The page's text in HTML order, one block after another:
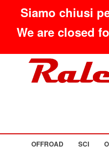
Siamo chiusi
We are closed
OFFROAD SCI